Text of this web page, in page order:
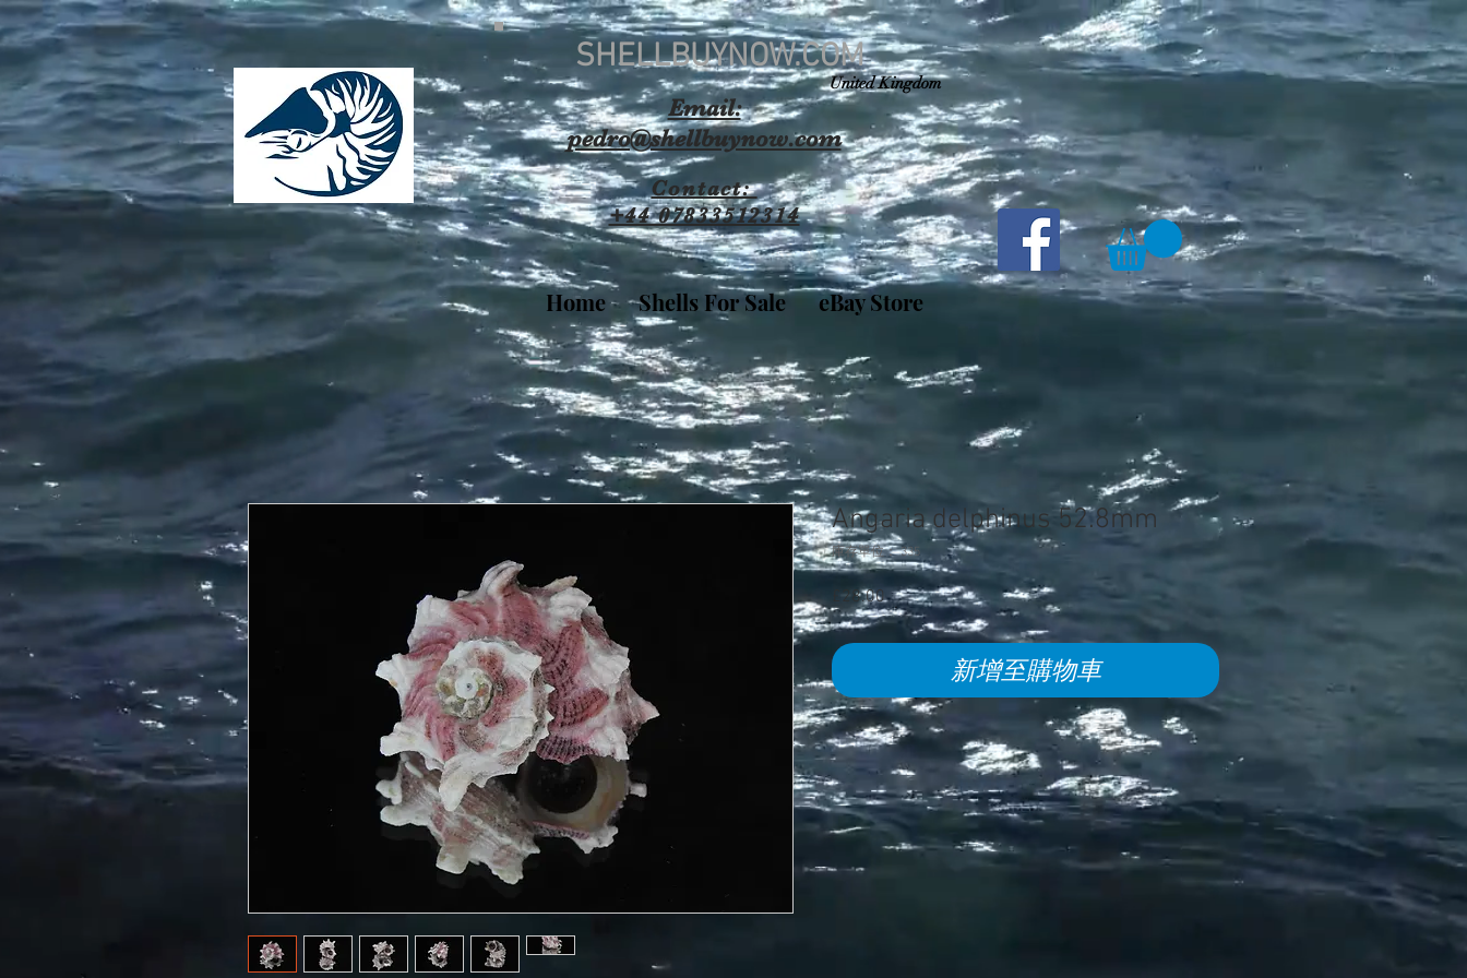
SHELLBUYNOW.COM
United Kingdom
Email:
pedro@shellbuynow.com
Contact:
+44 07833512314
Home Shells For Sale eBay Store
Angaria delphinus 52.8mm
庫存單位： 335
£28.00價
格
新增至購物車